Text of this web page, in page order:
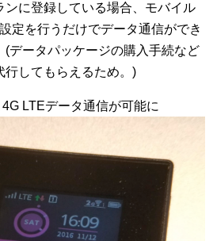
ンに登録している場合、モバイル
定を行うだけでデータ通信ができ
(データパッケージの購入手続など
行してもらえるため。)
LTEデータ通信が可能に